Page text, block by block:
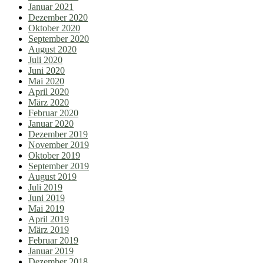
Januar 2021
Dezember 2020
Oktober 2020
September 2020
August 2020
Juli 2020
Juni 2020
Mai 2020
April 2020
März 2020
Februar 2020
Januar 2020
Dezember 2019
November 2019
Oktober 2019
September 2019
August 2019
Juli 2019
Juni 2019
Mai 2019
April 2019
März 2019
Februar 2019
Januar 2019